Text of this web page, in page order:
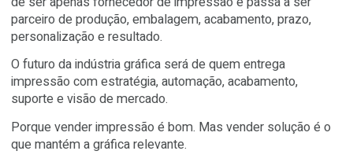
Por isso, a gráfica que fala apenas de preço começa a
perder força. A pergunta real do cliente é outra: como
ajuda o meu negócio?
Quem entende essa pergunta vende melhor. Porque
de ser apenas fornecedor de impressão e passa a ser
parceiro de produção, embalagem, acabamento, prazo,
personalização e resultado.